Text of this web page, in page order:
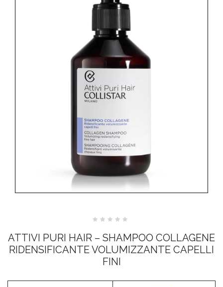
ATTIVI PURI HAIR – SHAMPOO COLLAGENE
RIDENSIFICANTE VOLUMIZZANTE CAPELLI
FINI